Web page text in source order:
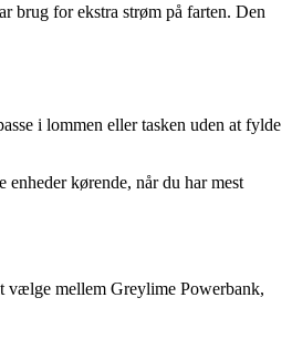
brug for ekstra strøm på farten. Den
i lommen eller tasken uden at fylde
kørende, når du har mest
vælge mellem Greylime Powerbank,